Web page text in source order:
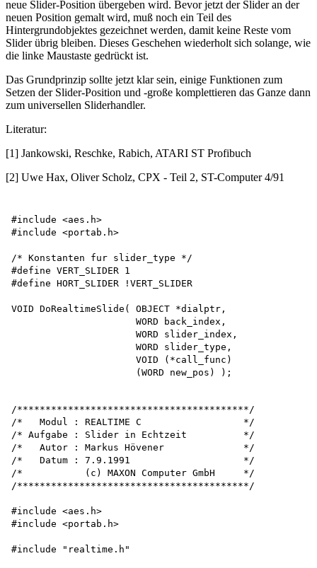
neue Slider-Position übergeben wird. Bevor jetzt der Slider an der
neuen Position gemalt wird, muß noch ein Teil des
Hintergrundobjektes gezeichnet werden, damit keine Reste vom
Slider übrig bleiben. Dieses Geschehen wiederholt sich solange, wie
die linke Maustaste gedrückt ist.
Das Grundprinzip sollte jetzt klar sein, einige Funktionen zum
Setzen der Slider-Position und -große komplettieren das Ganze dann
zum universellen Sliderhandler.
Literatur:
[1] Jankowski, Reschke, Rabich, ATARI ST Profibuch
[2] Uwe Hax, Oliver Scholz, CPX - Teil 2, ST-Computer 4/91
#include <aes.h>
#include <portab.h>
/* Konstanten fur slider_type */
#define VERT_SLIDER 1
#define HORT_SLIDER !VERT_SLIDER
VOID DoRealtimeSlide( OBJECT *dialptr,
                      WORD back_index,
                      WORD slider_index,
                      WORD slider_type,
                      VOID (*call_func)
/*****************************************/
/*   Modul : REALTIME C                  */
/* Aufgabe : Slider in Echtzeit          */
/*   Autor : Markus Hövener              */
/*   Datum : 7.9.1991                    */
/*           (c) MAXON Computer GmbH     */
/*****************************************/
#include <aes.h>
#include <portab.h>
#include "realtime.h"